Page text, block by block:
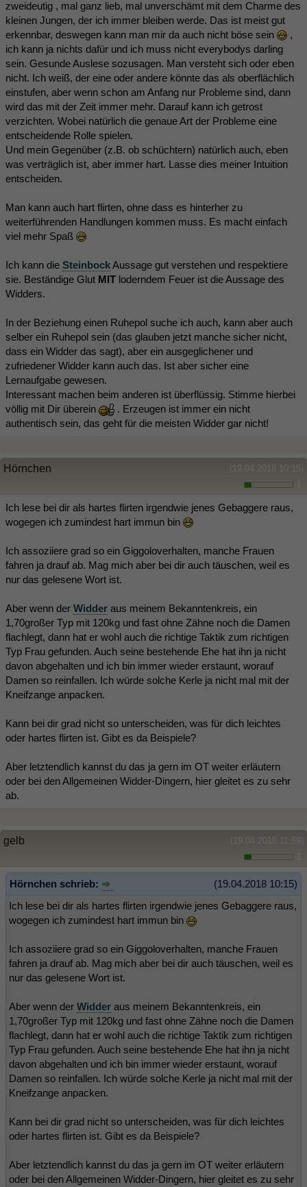
zweideutig , mal ganz lieb, mal unverschämt mit dem Charme des
kleinen Jungen, der ich immer bleiben werde. Das ist meist gut
erkennbar, deswegen kann man mir da auch nicht böse sein
,
ich kann ja nichts dafür und ich muss nicht everybodys darling
sein. Gesunde Auslese sozusagen. Man versteht sich oder eben
nicht. Ich weiß, der eine oder andere könnte das als oberflächlich
einstufen, aber wenn schon am Anfang nur Probleme sind, dann
wird das mit der Zeit immer mehr. Darauf kann ich getrost
verzichten. Wobei natürlich die genaue Art der Probleme eine
entscheidende Rolle spielen.
Und mein Gegenüber (z.B. ob schüchtern) natürlich auch, eben
was verträglich ist, aber immer hart. Lasse dies meiner Intuition
entscheiden.
Man kann auch hart flirten, ohne dass es hinterher zu
weiterführenden Handlungen kommen muss. Es macht einfach
viel mehr Spaß
Ich kann die SteinbockAussage gut verstehen und respektiere
sie. Beständige Glut MIT loderndem Feuer ist die Aussage des
Widders.
In der Beziehung einen Ruhepol suche ich auch, kann aber auch
selber ein Ruhepol sein (das glauben jetzt manche sicher nicht,
dass ein Widder das sagt), aber ein ausgeglichener und
zufriedener Widder kann auch das. Ist aber sicher eine
Lernaufgabe gewesen.
Interessant machen beim anderen ist überflüssig. Stimme hierbei
völlig mit Dir überein
. Erzeugen ist immer ein nicht
authentisch sein, das geht für die meisten Widder gar nicht!
(19.04.2018 10:15)
Hörnchen
Ich lese bei dir als hartes flirten irgendwie jenes Gebaggere raus,
wogegen ich zumindest hart immun bin
Ich assoziiere grad so ein Giggoloverhalten, manche Frauen
fahren ja drauf ab. Mag mich aber bei dir auch täuschen, weil es
nur das gelesene Wort ist.
Aber wenn der Widder aus meinem Bekanntenkreis, ein
1,70großer Typ mit 120kg und fast ohne Zähne noch die Damen
flachlegt, dann hat er wohl auch die richtige Taktik zum richtigen
Typ Frau gefunden. Auch seine bestehende Ehe hat ihn ja nicht
davon abgehalten und ich bin immer wieder erstaunt, worauf
Damen so reinfallen. Ich würde solche Kerle ja nicht mal mit der
Kneifzange anpacken.
Kann bei dir grad nicht so unterscheiden, was für dich leichtes
oder hartes flirten ist. Gibt es da Beispiele?
Aber letztendlich kannst du das ja gern im OT weiter erläutern
oder bei den Allgemeinen Widder-Dingern, hier gleitet es zu sehr
ab.
(19.04.2018 11:59)
gelb
(19.04.2018 10:15)
Hörnchen schrieb:
Ich lese bei dir als hartes flirten irgendwie jenes Gebaggere raus,
wogegen ich zumindest hart immun bin
Ich assoziiere grad so ein Giggoloverhalten, manche Frauen
fahren ja drauf ab. Mag mich aber bei dir auch täuschen, weil es
nur das gelesene Wort ist.
Aber wenn der Widder aus meinem Bekanntenkreis, ein
1,70großer Typ mit 120kg und fast ohne Zähne noch die Damen
flachlegt, dann hat er wohl auch die richtige Taktik zum richtigen
Typ Frau gefunden. Auch seine bestehende Ehe hat ihn ja nicht
davon abgehalten und ich bin immer wieder erstaunt, worauf
Damen so reinfallen. Ich würde solche Kerle ja nicht mal mit der
Kneifzange anpacken.
Kann bei dir grad nicht so unterscheiden, was für dich leichtes
oder hartes flirten ist. Gibt es da Beispiele?
Aber letztendlich kannst du das ja gern im OT weiter erläutern
oder bei den Allgemeinen Widder-Dingern, hier gleitet es zu sehr